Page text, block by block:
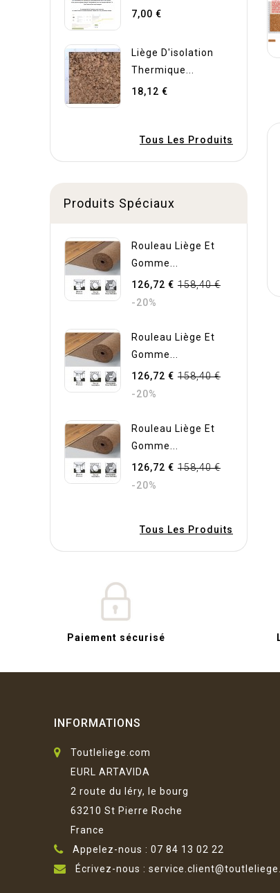
7,00 €
Liège D'isolation
Thermique...
18,12 €
Tous Les Produits
Produits Spéciaux
Rouleau Liège Et
Gomme...
126,72 € 158,40 €
-20%
Rouleau Liège Et
Gomme...
126,72 € 158,40 €
-20%
Rouleau Liège Et
Gomme...
126,72 € 158,40 €
-20%
Tous Les Produits
Paiement sécurisé
INFORMATIONS
Toutleliege.com
EURL ARTAVIDA
2 route du léry, le bourg
63210 St Pierre Roche
France
Appelez-nous : 07 84 13 02 22
Écrivez-nous :